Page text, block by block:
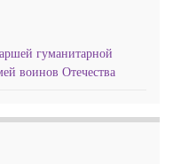
гуманитарной
воинов Отечества